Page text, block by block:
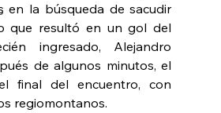
en la búsqueda de sacudir
que resultó en un gol del
ingresado, Alejandro
de algunos minutos, el
final del encuentro, con
regiomontanos.